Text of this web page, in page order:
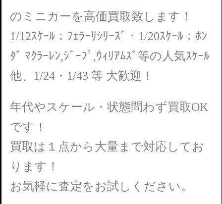
のミニカーを高価買取致します！
1/12ｽｹｰﾙ：ﾌｪﾗｰﾘｼﾘｰｽﾞ・1/20ｽｹｰﾙ：ﾎﾝ
ﾀﾞ ﾏｸﾗｰﾚﾝ,ｼﾞｰﾌﾟ,ｳｨﾘｱﾑｽﾞ等の人気ｽｹｰﾙ
他、1/24・1/43 等 大歓迎！
年代やスケール・状態問わず買取OK
です！
買取は１点から大量まで対応してお
ります！
お気軽に査定をお試しください。